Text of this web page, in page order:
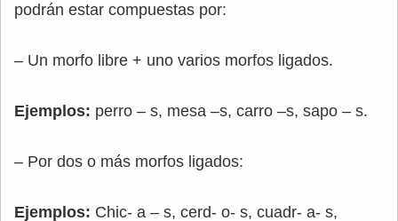
podrán estar compuestas por:
– Un morfo libre + uno varios morfos ligados.
Ejemplos: perro – s, mesa –s, carro –s, sapo – s.
– Por dos o más morfos ligados:
Ejemplos: Chic- a – s, cerd- o- s, cuadr- a- s,